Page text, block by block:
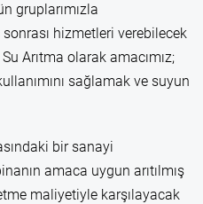
gruplarımızla
hizmetleri verebilecek
Arıtma olarak amacımız;
sağlamak ve suyun
bir sanayi
amaca uygun arıtılmış
maliyetiyle karşılayacak